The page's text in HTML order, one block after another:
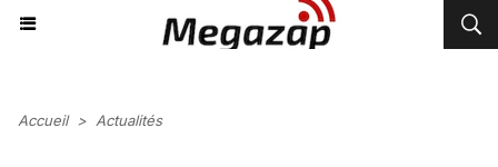
Accueil > Actualités